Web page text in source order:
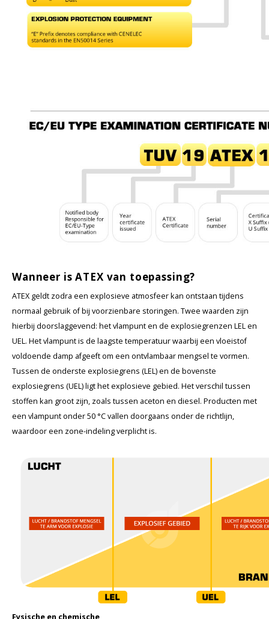
Xshielder
Wanneer is ATEX van toepassing?
ATEX geldt zodra een explosieve atmosfeer kan ontstaan tijdens
normaal gebruik of bij voorzienbare storingen. Twee waarden zijn
hierbij doorslaggevend: het vlampunt en de explosiegrenzen LEL en
UEL. Het vlampunt is de laagste temperatuur waarbij een vloeistof
voldoende damp afgeeft om een ontvlambaar mengsel te vormen.
Tussen de onderste explosiegrens (LEL) en de bovenste
explosiegrens (UEL) ligt het explosieve gebied. Het verschil tussen
stoffen kan groot zijn, zoals tussen aceton en diesel. Producten met
een vlampunt onder 50 °C vallen doorgaans onder de richtlijn,
waardoor een zone-indeling verplicht is.
Fysische en chemische